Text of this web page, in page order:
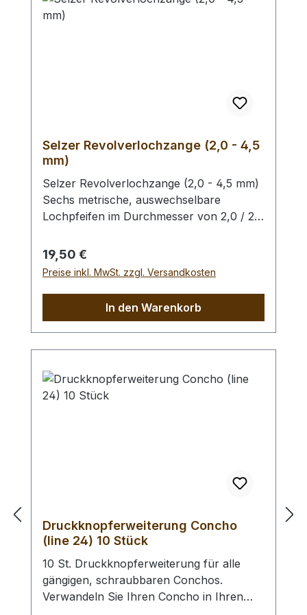
Selzer Revolverlochzange (2,0 - 4,5
mm)
Selzer Revolverlochzange (2,0 - 4,5 mm)
Sechs metrische, auswechselbare
Lochpfeifen im Durchmesser von 2,0 / 2,5
Sichtfenster für gewählten
Lochdurchmesser. Automatischer
Feststeller, Oberfläche silber vernickelt mit
hergestellt in Remscheid / Deutschland.
Zum Lochen von Leder und ähnlichen
Materialien. - Ersatz - Lochpfeifen (2,0 -
Lochpfeifen (1,5 - 6,0 mm) /
Lochpfeifenwechsler sind erhältlich.
Regulärer Preis:
19,50 €
Preise inkl. MwSt. zzgl. Versandkosten
In den Warenkorb
Druckknopferweiterung Concho
(line 24) 10 Stück
10 St. Druckknopferweiterung für alle
gängigen, schraubbaren Conchos.
Verwandeln Sie Ihren Concho in Ihren